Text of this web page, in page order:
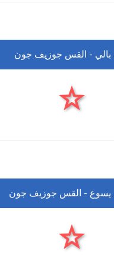
بالي - القس جوزيف جون
يسوع - القس جوزيف جون